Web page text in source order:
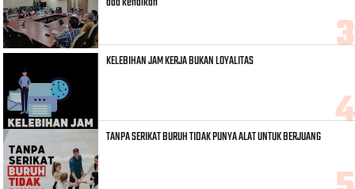
KELEBIHAN JAM KERJA BUKAN LOYALITAS
TANPA SERIKAT BURUH TIDAK PUNYA ALAT UNTUK BERJUANG